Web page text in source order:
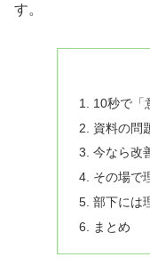
す。
10秒で「
資料の問
今なら改
その場で
部下には
まとめ